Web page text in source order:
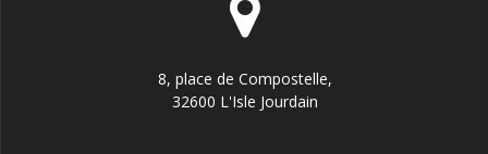
8, place de Compostelle,
32600 L'Isle Jourdain